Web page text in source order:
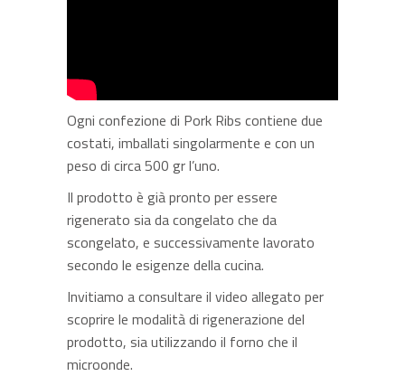
Ogni confezione di Pork Ribs contiene due
costati, imballati singolarmente e con un
peso di circa 500 gr l’uno.
Il prodotto è già pronto per essere
rigenerato sia da congelato che da
scongelato, e successivamente lavorato
secondo le esigenze della cucina.
Invitiamo a consultare il video allegato per
scoprire le modalità di rigenerazione del
prodotto, sia utilizzando il forno che il
microonde.